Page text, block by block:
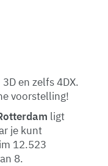
en zelfs 4DX.
voorstelling!
ligt
je kunt
12.523
8.